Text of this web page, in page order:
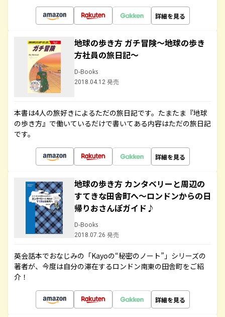
詳細を見る
地球の歩き方 ガチ冒険～地球の歩き
方社員の旅日記～
D-Books
2018.04.12 発売
本書は4人の旅好きによるただの旅日記です。たまたま『地球
の歩き方』で働いているだけで書いてある内容はただの旅日記
です。
詳細を見る
地球の歩き方 カンタベリーと周辺の
すてきな田舎町へ～ロンドンからの日
帰りおさんぽガイド♪
D-Books
2018.07.26 発売
英会話本でおなじみの「Kayoの“秘密のノート”」シリーズの
著者が、今度は自分の滞在するロンドン南東の田舎町をご紹
介！
詳細を見る